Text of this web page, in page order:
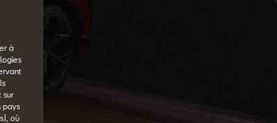
à
sur
pays
où